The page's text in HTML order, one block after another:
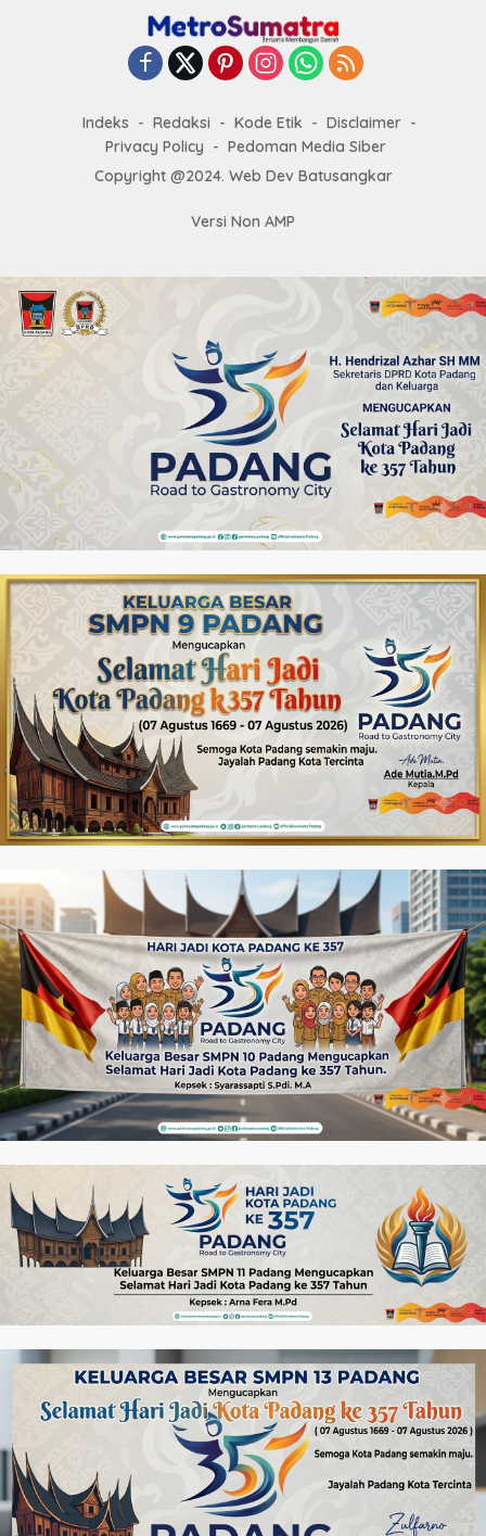
Indeks Redaksi Kode Etik
Disclaimer
Privacy Policy
Pedoman Media Siber
Copyright @2024. Web Dev Batusangkar
Versi Non AMP